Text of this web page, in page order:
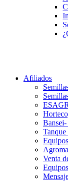
Afiliados
Bansei-
Tanque
Venta